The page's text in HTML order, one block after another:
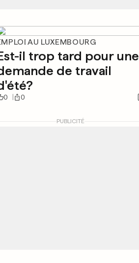
AU LUXEMBOURG
il trop tard pour une
de travail
0 0
PUBLICITÉ